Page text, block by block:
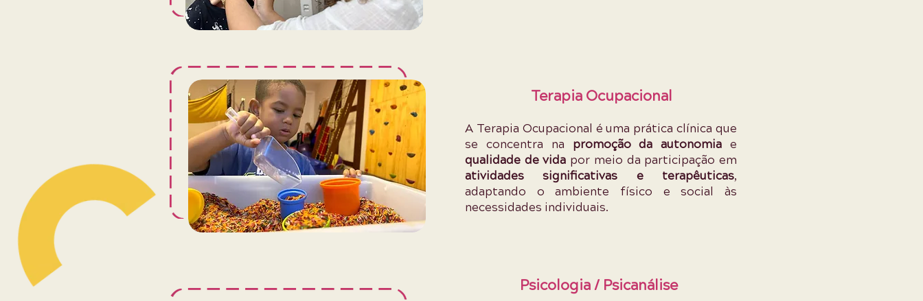
Terapia Ocupacional
A Terapia Ocupacional é uma prática clínica que
se concentra na promoção da autonomia e
qualidade de vida por meio da participação em
atividades significativas e terapêuticas,
adaptando o ambiente físico e social às
necessidades individuais.
Psicologia / Psicanálise